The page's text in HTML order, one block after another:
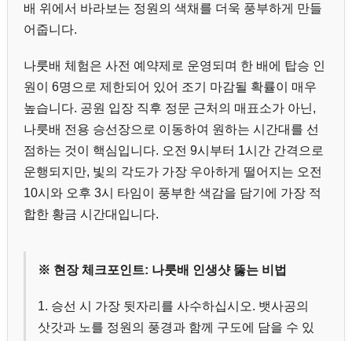
배 위에서 바라보는 정원의 색채를 더욱 풍부하게 만들
어줍니다.
나룻배 체험은 사전 예약제로 운영되며 한 배에 탑승 인
원이 6명으로 제한되어 있어 조기 마감될 확률이 매우
높습니다. 공원 입장 직후 정문 근처의 매표소가 아닌,
나룻배 전용 승선장으로 이동하여 원하는 시간대를 선
점하는 것이 핵심입니다. 오전 9시부터 1시간 간격으로
운행되지만, 빛의 각도가 가장 우아하게 떨어지는 오전
10시와 오후 3시 타임이 풍부한 색감을 담기에 가장 적
합한 황금 시간대입니다.
※ 현장 체크포인트: 나룻배 인생샷 뚫는 비법
1. 승선 시 가장 뒷자리를 사수하십시오. 뱃사공의
삿갓과 노를 정원의 풍경과 함께 구도에 담을 수 있